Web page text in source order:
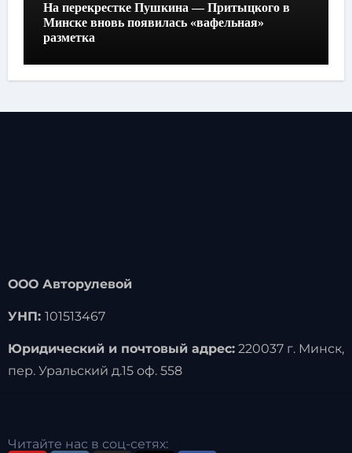
На перекрестке Пушкина — Притыцкого в
Минске вновь появилась «вафельная»
разметка
ООО Авторулевой
УНП: 101513467
Юридический и почтовый адрес:220037 г. Минск,
пер. Уральский д.15 оф. 558
Читайте нас в соц-сетях: